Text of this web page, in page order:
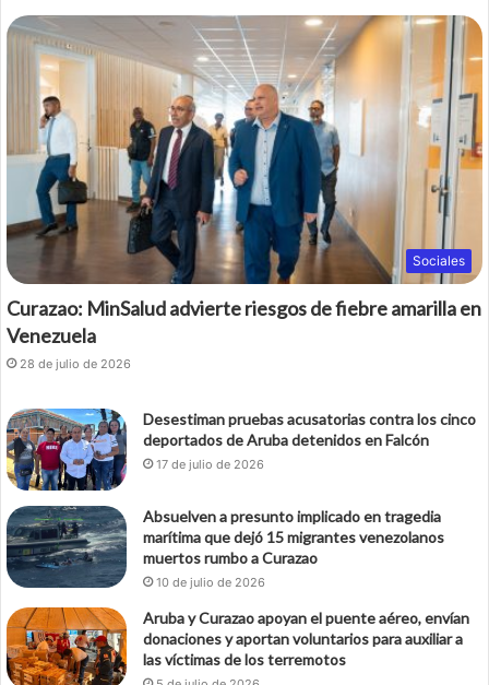
Sociales
Curazao: MinSalud advierte riesgos de fiebre amarilla en
Venezuela
28 de julio de 2026
Desestiman pruebas acusatorias contra los cinco
deportados de Aruba detenidos en Falcón
17 de julio de 2026
Absuelven a presunto implicado en tragedia
marítima que dejó 15 migrantes venezolanos
muertos rumbo a Curazao
10 de julio de 2026
Aruba y Curazao apoyan el puente aéreo, envían
donaciones y aportan voluntarios para auxiliar a
las víctimas de los terremotos